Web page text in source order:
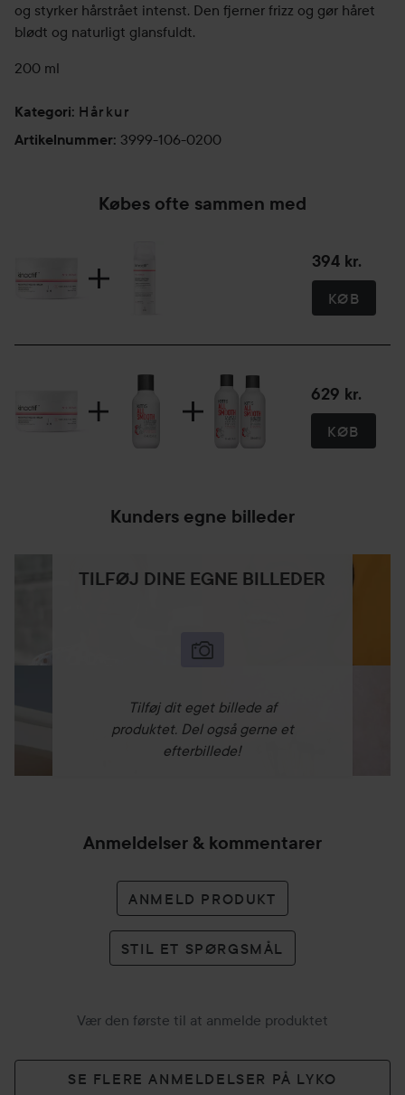
og styrker hårstrået intenst. Den fjerner frizz og gør håret
blødt og naturligt glansfuldt.
200 ml
Kategori: Hårkur
Artikelnummer: 3999-106-0200
Købes ofte sammen med
394 kr.
KØB
629 kr.
KØB
Kunders egne billeder
TILFØJ DINE EGNE BILLEDER
Tilføj dit eget billede af
produktet. Del også gerne et
efterbillede!
Anmeldelser & kommentarer
ANMELD PRODUKT
STIL ET SPØRGSMÅL
Vær den første til at anmelde produktet
SE FLERE ANMELDELSER PÅ LYKO